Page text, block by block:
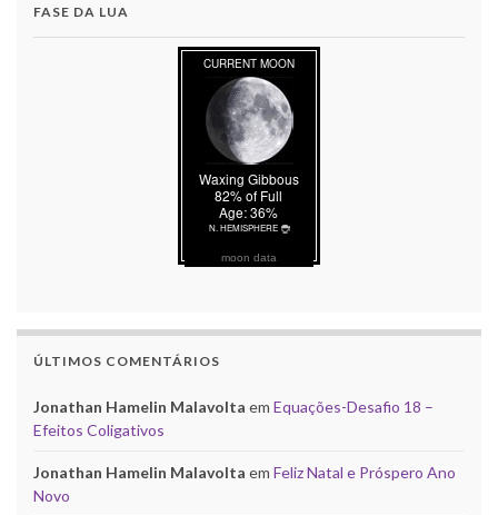
FASE DA LUA
moon data
ÚLTIMOS COMENTÁRIOS
Jonathan Hamelin Malavolta em Equações-Desafio 18 –
Efeitos Coligativos
Jonathan Hamelin Malavolta em Feliz Natal e Próspero Ano
Novo